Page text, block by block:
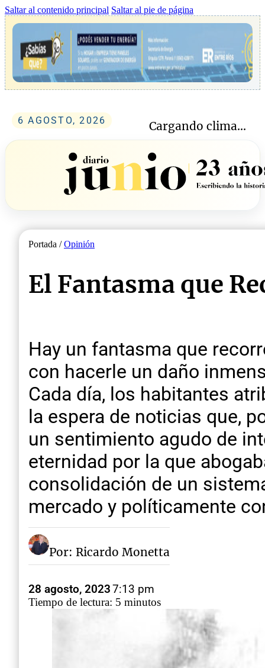
Saltar al contenido principal Saltar al pie de página
6 AGOSTO, 2026 Cargando clima...
Portada /Opinión
El Fantasma que
Hay un fantasma que
con hacerle un daño
Cada día, los habitantes
la espera de noticias que,
un sentimiento agudo de
eternidad por la que
consolidación de un
mercado y políticamente
Por: Ricardo Monetta
28 agosto, 20237:13 pm
Tiempo de lectura: 5 minutos